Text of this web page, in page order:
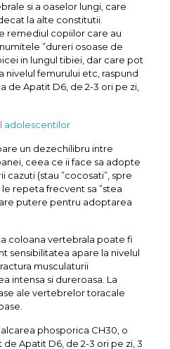
si a oaselor lungi, care
la alte constitutii.
remediul copiilor care au
”dureri osoase de
in lungul tibiei, dar care pot
nivelul femurului etc, raspund
de Apatit D6, de 2-3 ori pe zi,
adolescentilor
un dezechilibru intre
ceea ce ii face sa adopte
(stau ”cocosati”, spre
repeta frecvent sa ”stea
putere pentru adoptarea
coloana vertebrala poate fi
sensibilitatea apare la nivelul
musculaturii
intensa si dureroasa. La
ale vertebrelor toracale
phosporica CH30, o
Apatit D6, de 2-3 ori pe zi, 3